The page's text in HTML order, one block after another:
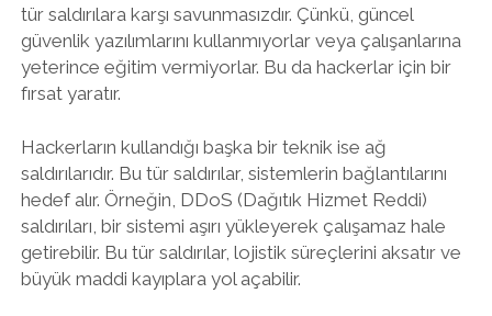
tür saldırılara karşı savunmasızdır. Çünkü, güncel
güvenlik yazılımlarını kullanmıyorlar veya çalışanlarına
yeterince eğitim vermiyorlar. Bu da hackerlar için bir
fırsat yaratır.
Hackerların kullandığı başka bir teknik ise ağ
saldırılarıdır. Bu tür saldırılar, sistemlerin bağlantılarını
hedef alır. Örneğin, DDoS (Dağıtık Hizmet Reddi)
saldırıları, bir sistemi aşırı yükleyerek çalışamaz hale
getirebilir. Bu tür saldırılar, lojistik süreçlerini aksatır ve
büyük maddi kayıplara yol açabilir.